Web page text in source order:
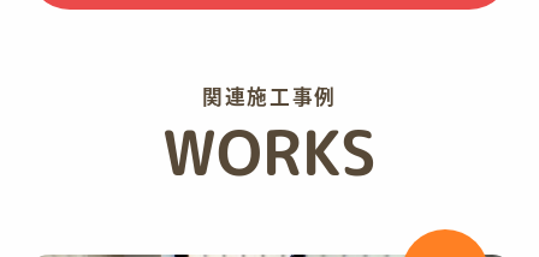
関連施工事例
WORKS